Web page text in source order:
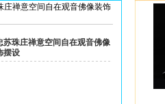
庄禅意空间自在观音佛像装饰
珠庄禅意空间自在观音佛像
摆设